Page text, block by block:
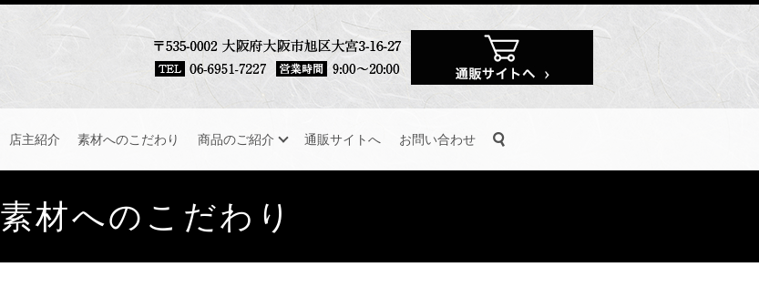
店主紹介 素材へのこだわり 商品のご紹介 通販サイトへ お問い合わせ
素材へのこだわり